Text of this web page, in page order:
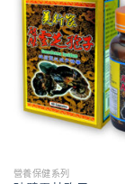
營養保健系列